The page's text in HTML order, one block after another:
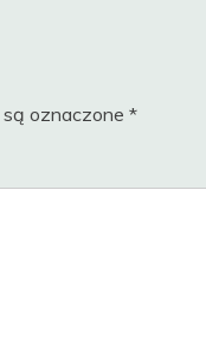
oznaczone *